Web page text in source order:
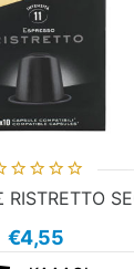
€4,55